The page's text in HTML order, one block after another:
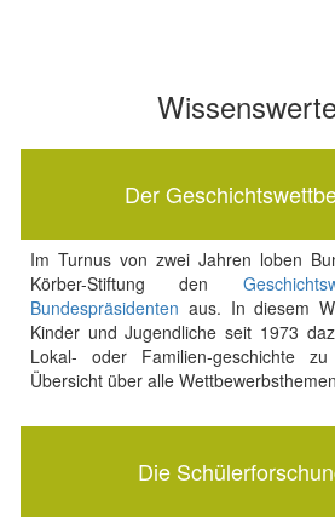
Der
Im Turnus von zwei Jahren loben
Körber-Stiftung den
Bundespräsidenten aus. In diesem
Kinder und Jugendliche seit 1973
Lokal- oder Familien-geschichte
Übersicht über alle
Die